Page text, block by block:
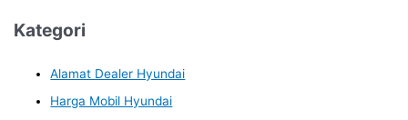
Kategori
Alamat Dealer Hyundai
Harga Mobil Hyundai